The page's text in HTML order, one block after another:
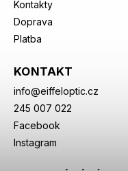
Kontakty
Doprava
Platba
KONTAKT
info@eiffeloptic.cz
245 007 022
Facebook
Instagram